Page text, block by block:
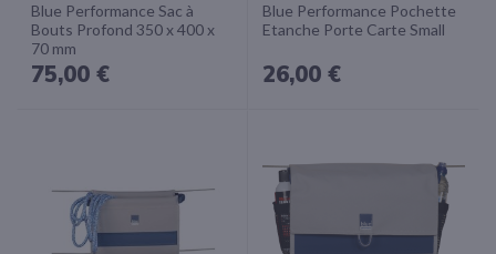
Blue Performance Sac à
Bouts Profond 350 x 400 x
70 mm
75,00 €
Blue Performance Pochette
Etanche Porte Carte Small
26,00 €